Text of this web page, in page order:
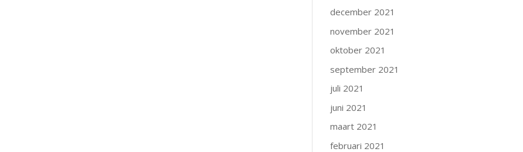
december 2021
november 2021
oktober 2021
september 2021
juli 2021
juni 2021
maart 2021
februari 2021